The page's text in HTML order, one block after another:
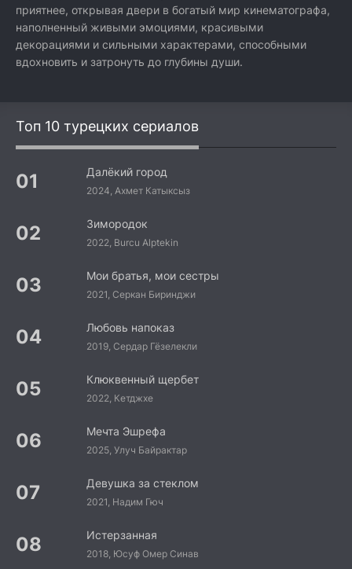
приятнее, открывая двери в богатый мир кинематографа,
наполненный живыми эмоциями, красивыми
декорациями и сильными характерами, способными
вдохновить и затронуть до глубины души.
Топ 10 турецких сериалов
Далёкий город
2024, Ахмет Катыксыз
Зимородок
2022, Burcu Alptekin
Мои братья, мои сестры
2021, Серкан Биринджи
Любовь напоказ
2019, Сердар Гёзелекли
Клюквенный щербет
2022, Кетджхе
Мечта Эшрефа
2025, Улуч Байрактар
Девушка за стеклом
2021, Надим Гюч
Истерзанная
2018, Юсуф Омер Синав